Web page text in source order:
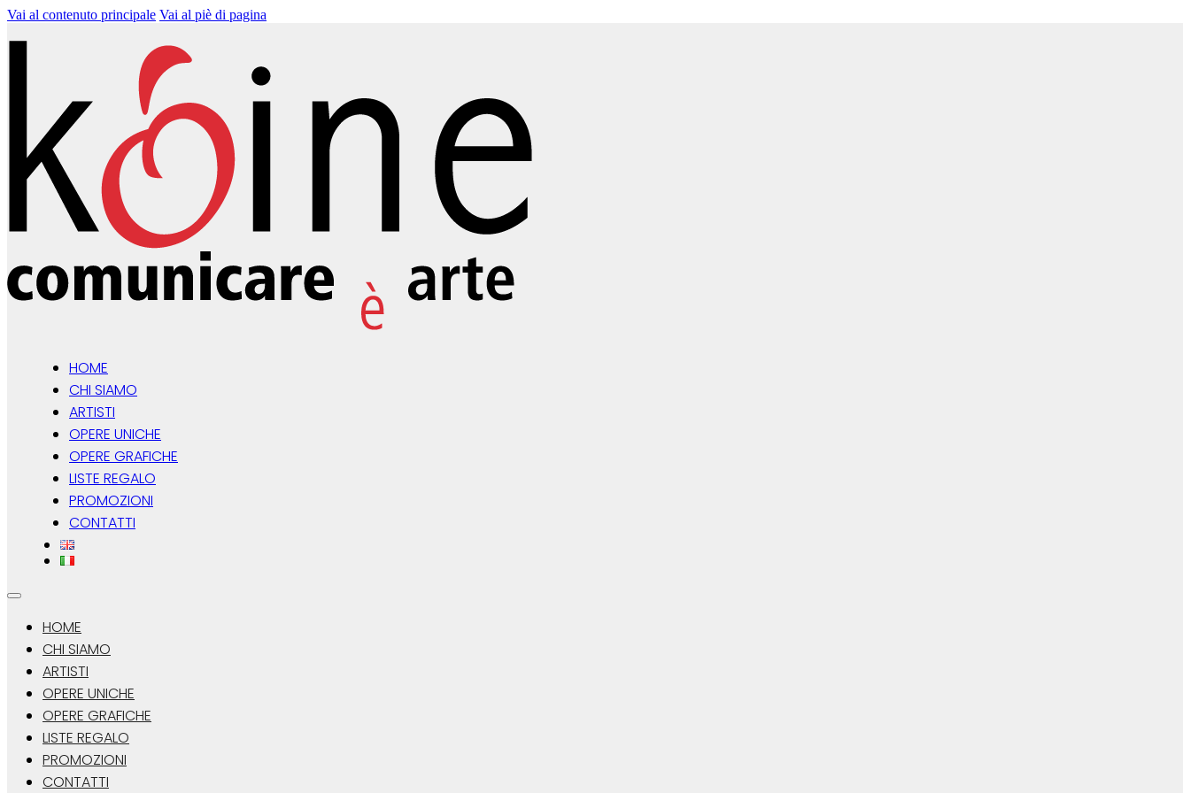
Vai al contenuto principale Vai al piè di pagina
HOME
CHI SIAMO
ARTISTI
OPERE UNICHE
OPERE GRAFICHE
LISTE REGALO
PROMOZIONI
CONTATTI
HOME
CHI SIAMO
ARTISTI
OPERE UNICHE
OPERE GRAFICHE
LISTE REGALO
PROMOZIONI
CONTATTI